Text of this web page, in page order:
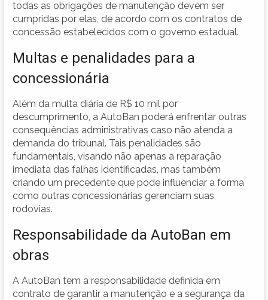
todas as obrigações de manutenção devem ser
cumpridas por elas, de acordo com os contratos de
concessão estabelecidos com o governo estadual.
Multas e penalidades para a
concessionária
Além da multa diária de R$ 10 mil por
descumprimento, a AutoBan poderá enfrentar outras
consequências administrativas caso não atenda a
demanda do tribunal. Tais penalidades são
fundamentais, visando não apenas a reparação
imediata das falhas identificadas, mas também
criando um precedente que pode influenciar a forma
como outras concessionárias gerenciam suas
rodovias.
Responsabilidade da AutoBan em
obras
A AutoBan tem a responsabilidade definida em
contrato de garantir a manutenção e a segurança da